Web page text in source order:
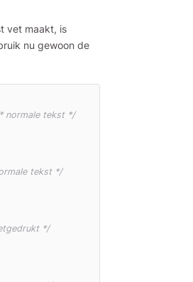
vet maakt, is
nu gewoon de
normale tekst */
tekst */
*/